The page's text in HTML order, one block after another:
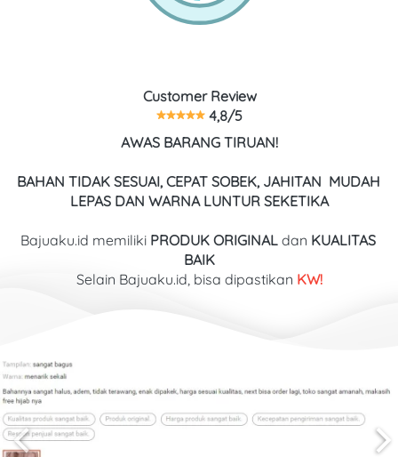
Customer Review
4,8/5
AWAS BARANG TIRUAN!
BAHAN TIDAK SESUAI, CEPAT SOBEK, JAHITAN  MUDAH
LEPAS DAN WARNA LUNTUR SEKETIKA
Bajuaku.id memiliki PRODUK ORIGINAL dan KUALITAS
BAIK
Selain Bajuaku.id, bisa dipastikan KW!